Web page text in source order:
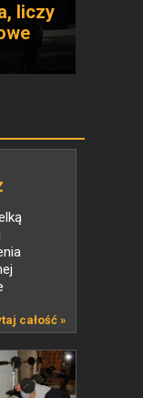
liczy
na
całość »